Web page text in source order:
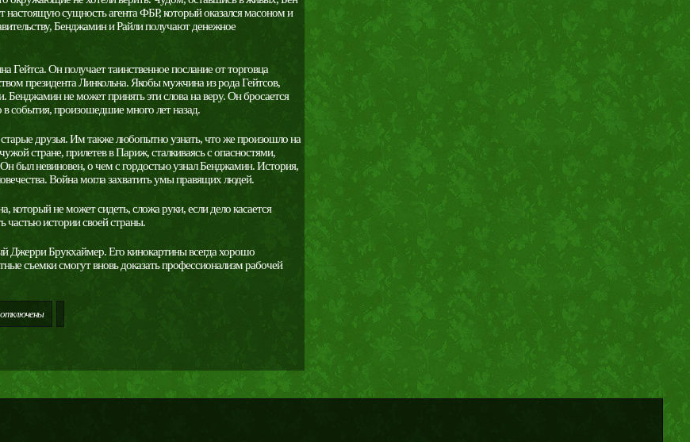
настоящую сущность агента ФБР, который оказался масоном и
Бенджамин и Райли получают денежное
Он получает таинственное послание от торговца
президента Линкольна. Якобы мужчина из рода Гейтсов,
Бенджамин не может принять эти слова на веру. Он бросается
в события, произошедшие много лет назад.
друзья. Им также любопытно узнать, что же произошло на
стране, прилетев в Париж, сталкиваясь с опасностями,
был невиновен, о чем с гордостью узнал Бенджамин. История,
Война могла захватить умы правящих людей.
не может сидеть, сложа руки, если дело касается
частью истории своей страны.
Джерри Брукхаймер. Его кинокартины всегда хорошо
съемки смогут вновь доказать профессионализм рабочей